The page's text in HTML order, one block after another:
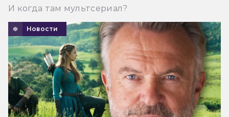
И когда там мультсериал?
Новости